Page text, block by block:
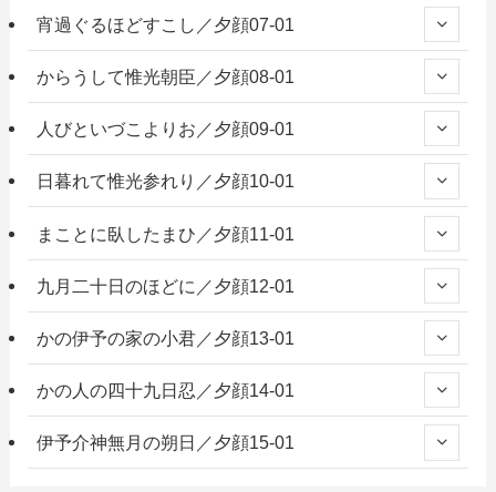
宵過ぐるほどすこし／夕顔07-01
からうして惟光朝臣／夕顔08-01
人びといづこよりお／夕顔09-01
日暮れて惟光参れり／夕顔10-01
まことに臥したまひ／夕顔11-01
九月二十日のほどに／夕顔12-01
かの伊予の家の小君／夕顔13-01
かの人の四十九日忍／夕顔14-01
伊予介神無月の朔日／夕顔15-01